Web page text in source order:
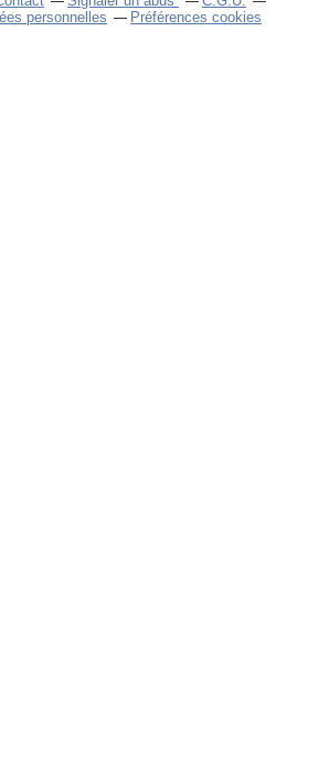
personnelles
Préférences cookies